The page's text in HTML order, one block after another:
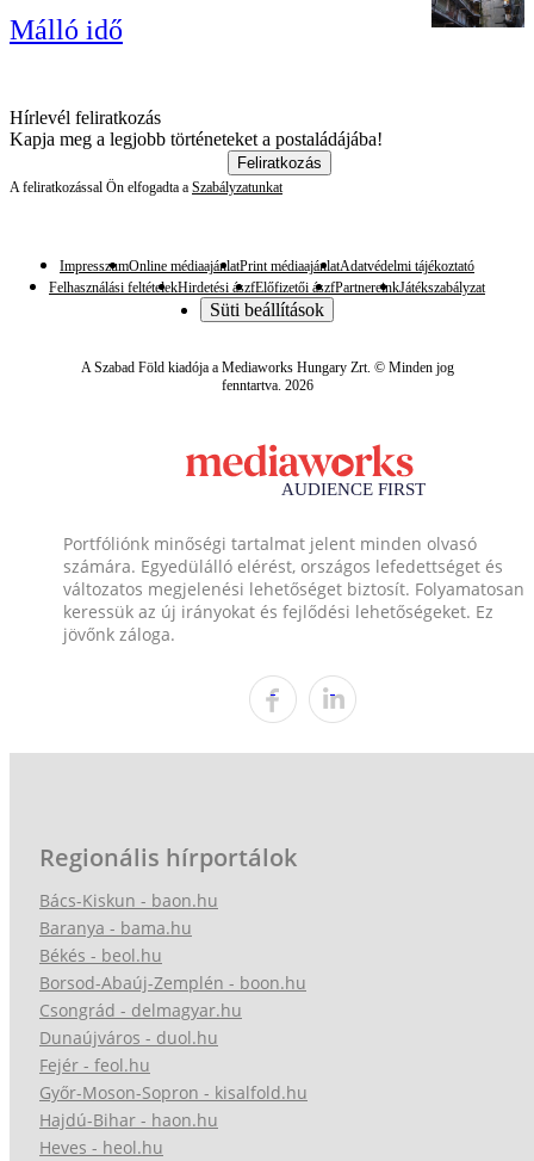
Málló idő
Hírlevél feliratkozás
Kapja meg a legjobb történeteket a postaládájába!
Feliratkozás
A feliratkozással Ön elfogadta a Szabályzatunkat
ImpresszumOnline médiaajánlatPrint médiaajánlatAdatvédelmi tájékoztató
Felhasználási feltételekHirdetési ászfElőfizetői ászfPartnereinkJátékszabályzat
Süti beállítások
A Szabad Föld kiadója a Mediaworks Hungary Zrt. © Minden jog
fenntartva. 2026
Portfóliónk minőségi tartalmat jelent minden olvasó
számára. Egyedülálló elérést, országos lefedettséget és
változatos megjelenési lehetőséget biztosít. Folyamatosan
keressük az új irányokat és fejlődési lehetőségeket. Ez
jövőnk záloga.
Regionális hírportálok
Bács-Kiskun - baon.hu
Baranya - bama.hu
Békés - beol.hu
Borsod-Abaúj-Zemplén - boon.hu
Csongrád - delmagyar.hu
Dunaújváros - duol.hu
Fejér - feol.hu
Győr-Moson-Sopron - kisalfold.hu
Hajdú-Bihar - haon.hu
Heves - heol.hu